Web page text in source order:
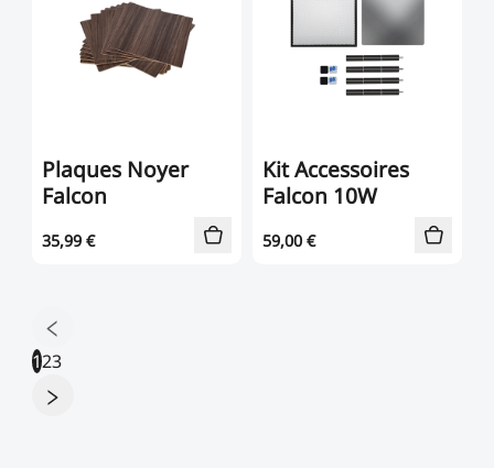
Plaques Noyer
Falcon
35,99 €
Kit Accessoires
Falcon 10W
59,00 €
123